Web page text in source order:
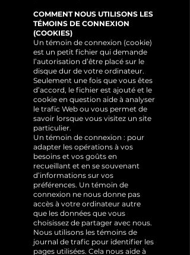
COMMENT NOUS UTILISONS LES
TÉMOINS DE CONNEXION
(COOKIES)
Un témoin de connexion (cookie)
est un petit fichier qui demande
l’autorisation d’être placé sur le
disque dur de votre ordinateur.
Seulement une fois que vous êtes
d’accord, le fichier est ajouté et le
cookie en question aide à analyser
le trafic Web ou vous permet de
savoir lorsque vous visitez un site
particulier.
Un témoin de connexion : pour
adapter les opérations à vos
besoins et vos goûts en
recueillant et en se souvenant
d’informations sur vos
préférences. Un témoin de
connexion ne nous donne pas
accès à votre ordinateur autre
que les données que vous
choisissez de partager avec nous.
Nous utilisons les témoins de
journal de trafic pour identifier les
pages utilisées. Cela nous aide à